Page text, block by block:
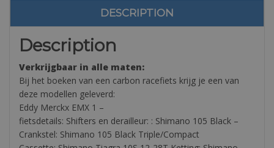
DESCRIPTION
Description
Verkrijgbaar in alle maten:
Bij het boeken van een carbon racefiets krijg je een van
deze modellen geleverd:
Eddy Merckx EMX 1 –
fietsdetails: Shifters en derailleur: : Shimano 105 Black –
Crankstel: Shimano 105 Black Triple/Compact